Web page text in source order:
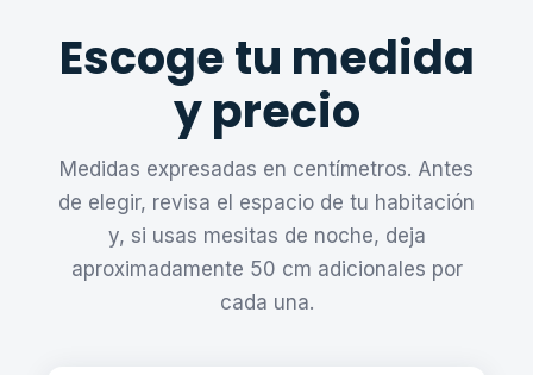
Escoge tu medida
y precio
Medidas expresadas en centímetros. Antes
de elegir, revisa el espacio de tu habitación
y, si usas mesitas de noche, deja
aproximadamente 50 cm adicionales por
cada una.